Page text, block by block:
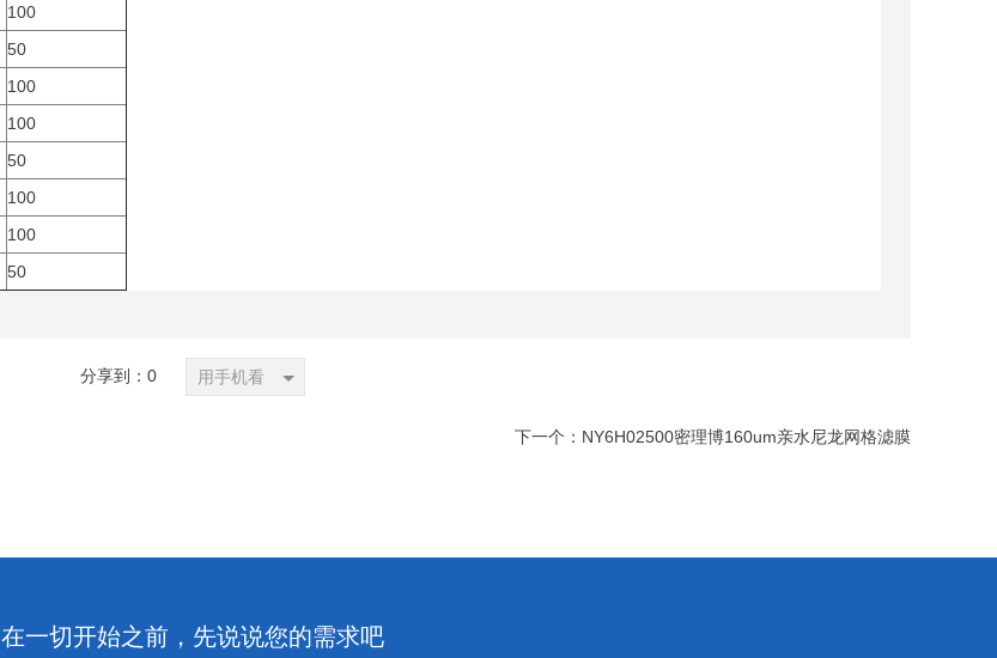
100
50
100
100
50
100
100
50
分享到： 0 用手机看
下一个： NY6H02500密理博160um亲水尼龙网格滤膜
在一切开始之前，先说说您的需求吧